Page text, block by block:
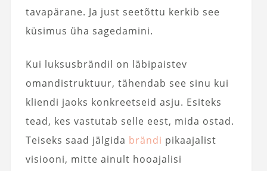
tavapärane. Ja just seetõttu kerkib see
küsimus üha sagedamini.
Kui luksusbrändil on läbipaistev
omandistruktuur, tähendab see sinu kui
kliendi jaoks konkreetseid asju. Esiteks
tead, kes vastutab selle eest, mida ostad.
Teiseks saad jälgida brändi pikaajalist
visiooni, mitte ainult hooajalisi